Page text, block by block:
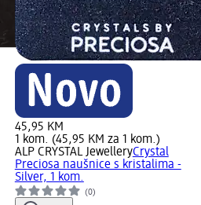
45,95 KM
1 kom. (45,95 KM za 1 kom.)
ALP CRYSTAL JewelleryCrystal
Preciosa naušnice s kristalima -
Silver, 1 kom.
(0)